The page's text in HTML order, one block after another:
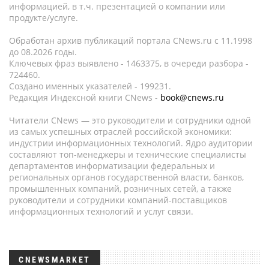
информацией, в т.ч. презентацией о компании или
продукте/услуге.
Обработан архив публикаций портала CNews.ru c 11.1998
до 08.2026 годы.
Ключевых фраз выявлено - 1463375, в очереди разбора -
724460.
Создано именных указателей - 199231.
Редакция Индексной книги CNews - book@cnews.ru
Читатели CNews — это руководители и сотрудники одной
из самых успешных отраслей российской экономики:
индустрии информационных технологий. Ядро аудитории
составляют топ-менеджеры и технические специалисты
департаментов информатизации федеральных и
региональных органов государственной власти, банков,
промышленных компаний, розничных сетей, а также
руководители и сотрудники компаний-поставщиков
информационных технологий и услуг связи.
CNEWSMARKET